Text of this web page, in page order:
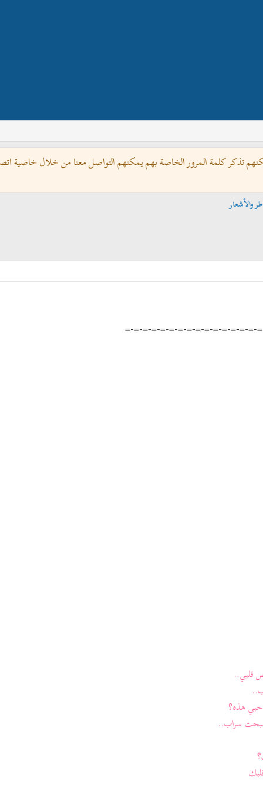
تذكر كلمة المرور الخاصة بهم يمكنهم التواصل معنا من خلال خاصية
والأشعار
-=-=-=-=-=-=-=-=-=-=-=-=-=-=-
قلبي..
هذه؟
سراب..